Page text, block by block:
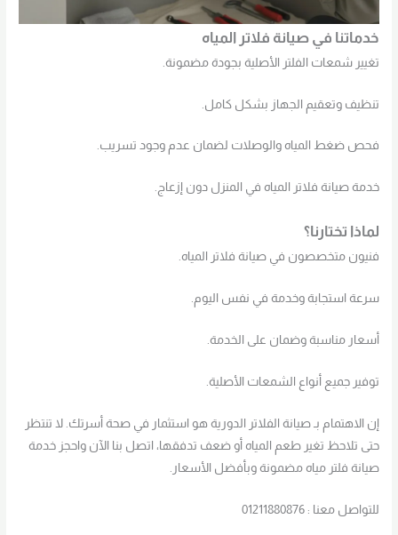
خدماتنا في صيانة فلاتر المياه
تغيير شمعات الفلتر الأصلية بجودة مضمونة.
تنظيف وتعقيم الجهاز بشكل كامل.
فحص ضغط المياه والوصلات لضمان عدم وجود تسريب.
خدمة صيانة فلاتر المياه في المنزل دون إزعاج.
لماذا تختارنا؟
فنيون متخصصون في صيانة فلاتر المياه.
سرعة استجابة وخدمة في نفس اليوم.
أسعار مناسبة وضمان على الخدمة.
توفير جميع أنواع الشمعات الأصلية.
إن الاهتمام بـ صيانة الفلاتر الدورية هو استثمار في صحة أسرتك. لا تنتظر
حتى تلاحظ تغير طعم المياه أو ضعف تدفقها، اتصل بنا الآن واحجز خدمة
صيانة فلتر مياه مضمونة وبأفضل الأسعار.
للتواصل معنا : 01211880876